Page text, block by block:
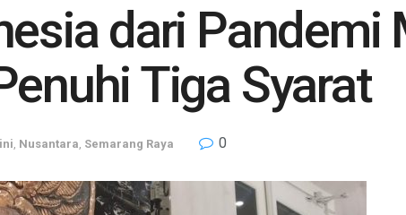
dari Pandemi
Tiga Syarat
Nusantara Semarang Raya 0